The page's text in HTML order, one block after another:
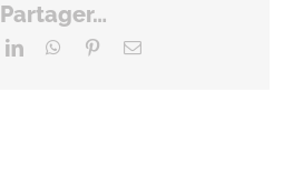
Partager…
LinkedInWhatsApp
PinterestEmail